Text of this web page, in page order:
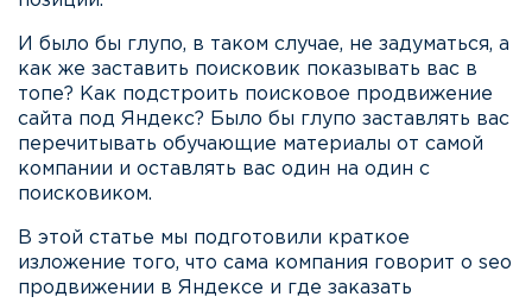
И было бы глупо, в таком случае, не задуматься, а
как же заставить поисковик показывать вас в
топе? Как подстроить поисковое продвижение
сайта под Яндекс? Было бы глупо заставлять вас
перечитывать обучающие материалы от самой
компании и оставлять вас один на один с
поисковиком.
В этой статье мы подготовили краткое
изложение того, что сама компания говорит о seo
продвижении в Яндексе и где заказать